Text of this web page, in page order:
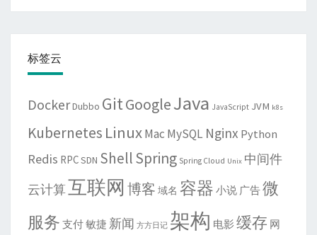
标签云
DockerDubbo GitGoogleJava JavaScript JVM k8s
Kubernetes LinuxMac MySQL Nginx Python
Redis RPCSDN ShellSpring Spring Cloud Unix 中间件
云计算互联网 博客 域名 容器 小说 广告微
服务 支付敏捷 新闻 方方日记 架构 电影 缓存 网